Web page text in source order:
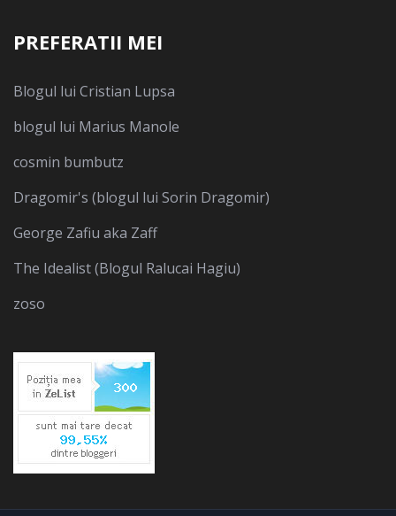
PREFERATII MEI
Blogul lui Cristian Lupsa
blogul lui Marius Manole
cosmin bumbutz
Dragomir's (blogul lui Sorin Dragomir)
George Zafiu aka Zaff
The Idealist (Blogul Ralucai Hagiu)
zoso